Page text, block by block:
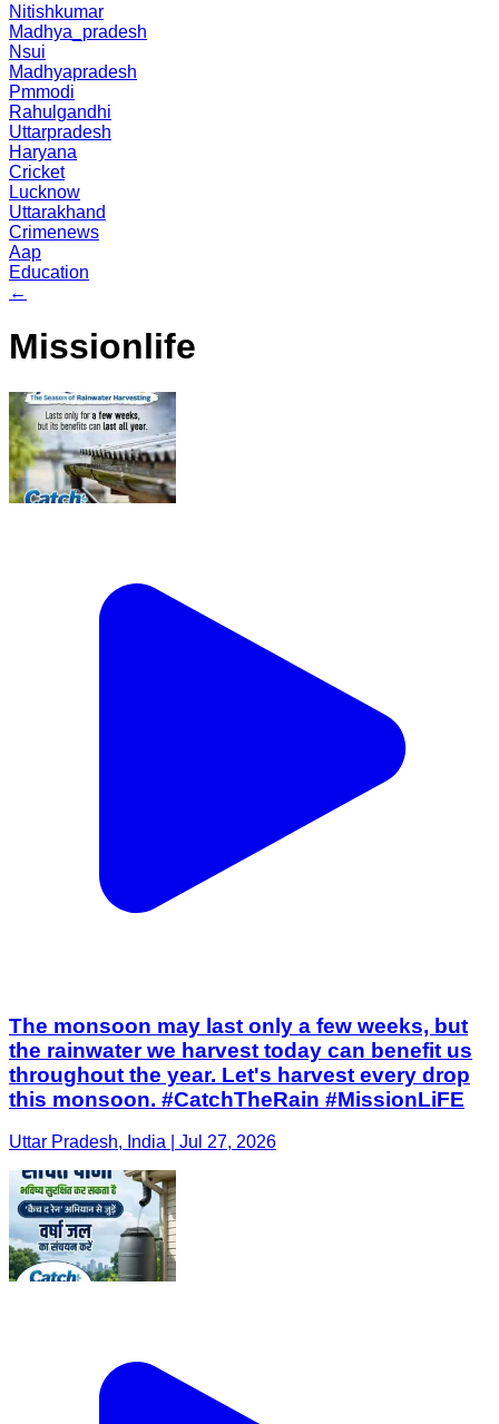
Nitishkumar
Madhya_pradesh
Nsui
Madhyapradesh
Pmmodi
Rahulgandhi
Uttarpradesh
Haryana
Cricket
Lucknow
Uttarakhand
Crimenews
Aap
Education
←
Missionlife
The monsoon may last only a few weeks, but
the rainwater we harvest today can benefit us
throughout the year. Let's harvest every drop
this monsoon. #CatchTheRain #MissionLiFE
Uttar Pradesh, India | Jul 27, 2026